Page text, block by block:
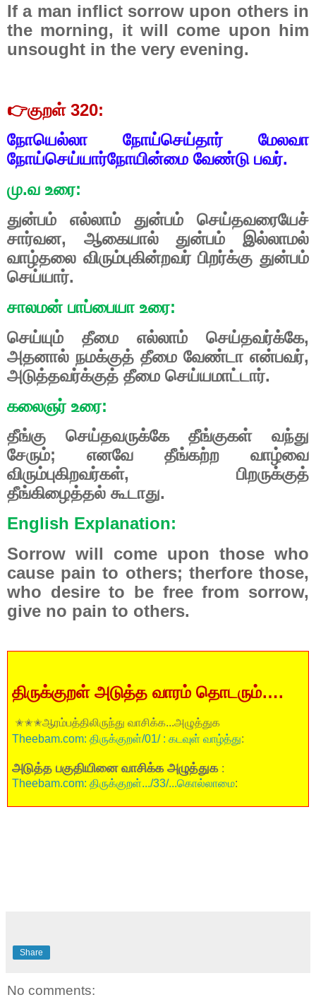
If a man inflict sorrow upon others in
the morning, it will come upon him
unsought in the very evening.
👉குறள் 320:
நோயெல்லா நோய்செய்தார் மேலவா
நோய்செய்யார்நோயின்மை வேண்டு பவர்.
மு.வ உரை:
துன்பம் எல்லாம் துன்பம் செய்தவரையேச்
சார்வன, ஆகையால் துன்பம் இல்லாமல்
வாழ்தலை விரும்புகின்றவர் பிறர்க்கு துன்பம்
செய்யார்.
சாலமன் பாப்பையா உரை:
செய்யும் தீமை எல்லாம் செய்தவர்க்கே,
அதனால் நமக்குத் தீமை வேண்டா என்பவர்,
அடுத்தவர்க்குத் தீமை செய்யமாட்டார்.
கலைஞர் உரை:
தீங்கு செய்தவருக்கே தீங்குகள் வந்து
சேரும்; எனவே தீங்கற்ற வாழ்வை
விரும்புகிறவர்கள், பிறருக்குத்
தீங்கிழைத்தல் கூடாது.
English Explanation:
Sorrow will come upon those who
cause pain to others; therfore those,
who desire to be free from sorrow,
give no pain to others.
திருக்குறள் அடுத்த வாரம் தொடரும்….
✬✬✬ஆரம்பத்திலிருந்து வாசிக்க...அழுத்துக
Theebam.com: திருக்குறள்/01/ : கடவுள் வாழ்த்து:
அடுத்த பகுதியினை வாசிக்க அழுத்துக :
Theebam.com: திருக்குறள்.../33/...கொல்லாமை:
Share
No comments: